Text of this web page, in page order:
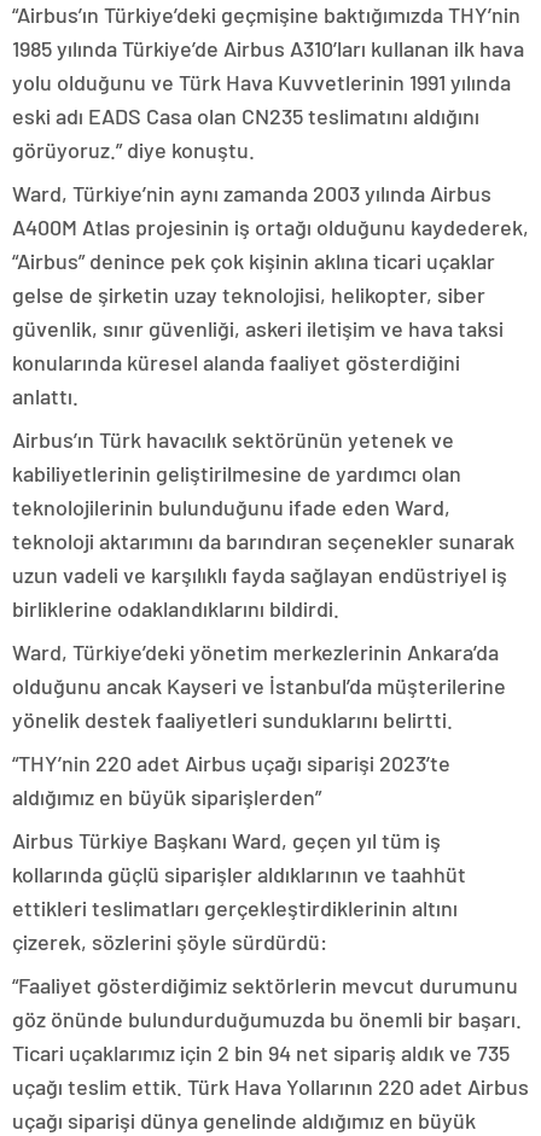
“Airbus’ın Türkiye’deki geçmişine baktığımızda THY’nin
1985 yılında Türkiye’de Airbus A310’ları kullanan ilk hava
yolu olduğunu ve Türk Hava Kuvvetlerinin 1991 yılında
eski adı EADS Casa olan CN235 teslimatını aldığını
görüyoruz.” diye konuştu.
Ward, Türkiye’nin aynı zamanda 2003 yılında Airbus
A400M Atlas projesinin iş ortağı olduğunu kaydederek,
“Airbus” denince pek çok kişinin aklına ticari uçaklar
gelse de şirketin uzay teknolojisi, helikopter, siber
güvenlik, sınır güvenliği, askeri iletişim ve hava taksi
konularında küresel alanda faaliyet gösterdiğini
anlattı.
Airbus’ın Türk havacılık sektörünün yetenek ve
kabiliyetlerinin geliştirilmesine de yardımcı olan
teknolojilerinin bulunduğunu ifade eden Ward,
teknoloji aktarımını da barındıran seçenekler sunarak
uzun vadeli ve karşılıklı fayda sağlayan endüstriyel iş
birliklerine odaklandıklarını bildirdi.
Ward, Türkiye’deki yönetim merkezlerinin Ankara’da
olduğunu ancak Kayseri ve İstanbul’da müşterilerine
yönelik destek faaliyetleri sunduklarını belirtti.
“THY’nin 220 adet Airbus uçağı siparişi 2023’te
aldığımız en büyük siparişlerden”
Airbus Türkiye Başkanı Ward, geçen yıl tüm iş
kollarında güçlü siparişler aldıklarının ve taahhüt
ettikleri teslimatları gerçekleştirdiklerinin altını
çizerek, sözlerini şöyle sürdürdü:
“Faaliyet gösterdiğimiz sektörlerin mevcut durumunu
göz önünde bulundurduğumuzda bu önemli bir başarı.
Ticari uçaklarımız için 2 bin 94 net sipariş aldık ve 735
uçağı teslim ettik. Türk Hava Yollarının 220 adet Airbus
uçağı siparişi dünya genelinde aldığımız en büyük